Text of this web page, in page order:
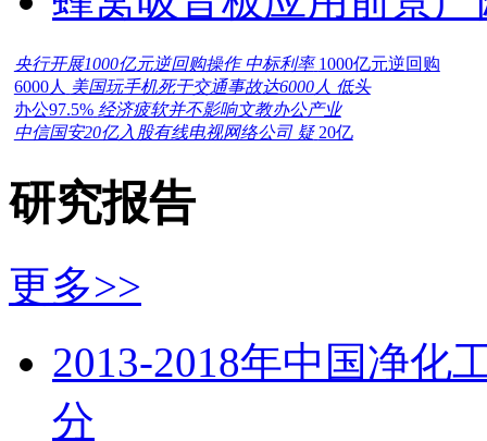
央行开展1000亿元逆回购操作 中标利率 1000亿元逆回购
6000人 美国玩手机死于交通事故达6000人 低头
办公97.5% 经济疲软并不影响文教办公产业
中信国安20亿入股有线电视网络公司 疑 20亿
研究报告
更多>>
2013-2018年中国净化
分